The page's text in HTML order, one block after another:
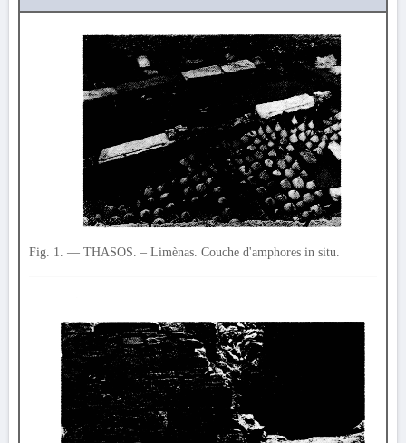
Fig. 1. — THASOS. – Limènas. Couche d'amphores in situ.